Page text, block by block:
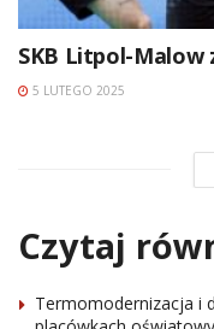
SKB Litpol-Malow
5 LUTEGO 2025
Czytaj
Termomodernizacja i